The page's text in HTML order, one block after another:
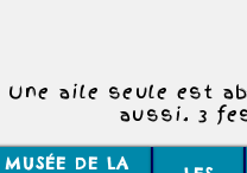
Une aile seule est
aussi. 3
Non, 2 trous du cul
pour
MUSÉE DE LA